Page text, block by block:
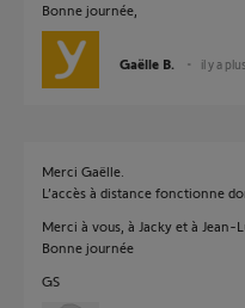
Bonne journée,
Gaëlle B. il y a
Merci Gaëlle.
L’accès à distance fonctionne
Merci à vous, à Jacky et à Jean-
Bonne journée
GS